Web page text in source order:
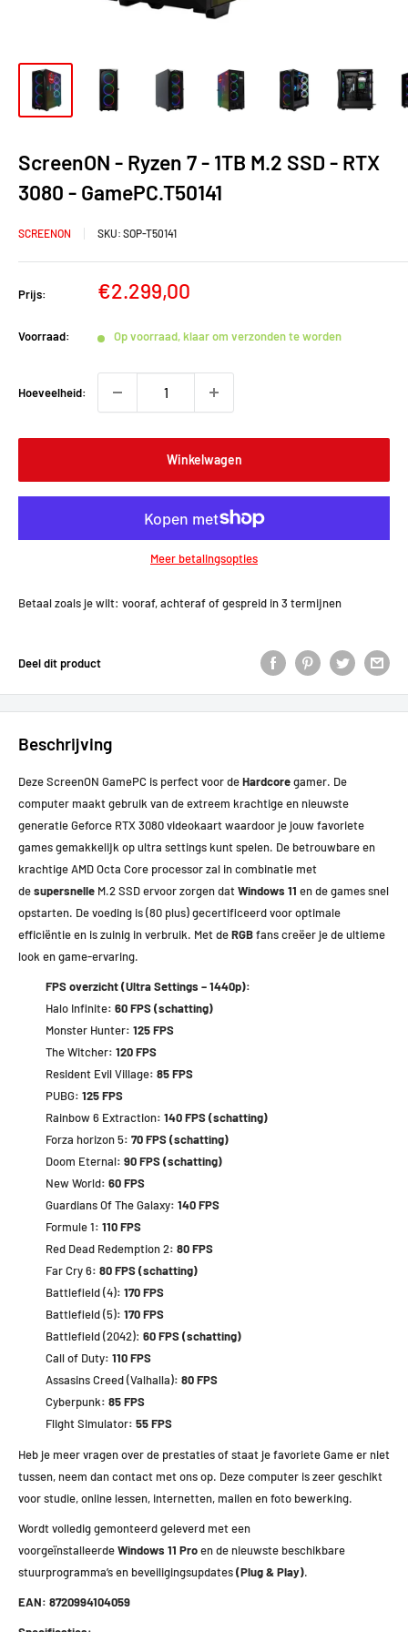
ScreenON - Ryzen 7 - 1TB M.2 SSD - RTX
3080 - GamePC.T50141
SCREENON SKU: SOP-T50141
Prijs: Verkoopprijs
€2.299,00
Voorraad: Op voorraad, klaar om verzonden te worden
Hoeveelheid:
Winkelwagen
Meer betalingsopties
Betaal zoals je wilt: vooraf, achteraf of gespreid in 3 termijnen
Deel dit product
Beschrijving
Deze ScreenON GamePC is perfect voor deHardcoregamer. De
computer maakt gebruik van de extreem krachtige en nieuwste
generatie Geforce RTX 3080 videokaart waardoor je jouw favoriete
games gemakkelijk op ultra settings kunt spelen. De betrouwbare en
krachtige AMD Octa Core processor zal in combinatie met
desupersnelle M.2 SSD ervoor zorgen datWindows 11 en de games snel
opstarten. De voeding is (80 plus) gecertificeerd voor optimale
efficiëntie en is zuinig in verbruik. Met deRGBfans creëer je de ultieme
look en game-ervaring.
FPS overzicht (Ultra Settings – 1440p):
Halo Infinite: 60 FPS (schatting)
Monster Hunter: 125 FPS
The Witcher: 120 FPS
Resident Evil Village: 85 FPS
PUBG: 125 FPS
Rainbow 6 Extraction: 140 FPS (schatting)
Forza horizon 5: 70 FPS (schatting)
Doom Eternal: 90 FPS (schatting)
New World: 60 FPS
Guardians Of The Galaxy: 140 FPS
Formule 1: 110 FPS
Red Dead Redemption 2: 80 FPS
Far Cry 6: 80 FPS (schatting)
Battlefield (4): 170 FPS
Battlefield (5): 170 FPS
Battlefield (2042): 60 FPS (schatting)
Call of Duty: 110 FPS
Assasins Creed (Valhalla): 80 FPS
Cyberpunk: 85 FPS
Flight Simulator: 55 FPS
Heb je meer vragen over de prestaties of staat je favoriete Game er niet
tussen, neem dan contact met ons op. Deze computer is zeer geschikt
voor studie, online lessen, internetten, mailen en foto bewerking.
Wordt volledig gemonteerd geleverd met een
voorgeïnstalleerdeWindows 11 Proen de nieuwste beschikbare
stuurprogramma’s en beveiligingsupdates(Plug & Play).
EAN: 8720994104059